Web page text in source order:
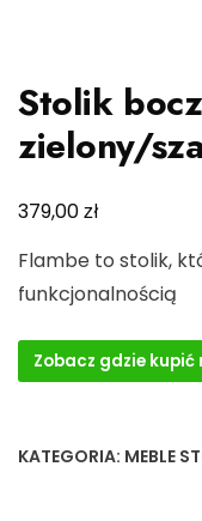
Stolik
zielony/
379,00zł
Flambe to stolik,
funkcjonalnością
Zobacz gdzie
KATEGORIA: MEBLE